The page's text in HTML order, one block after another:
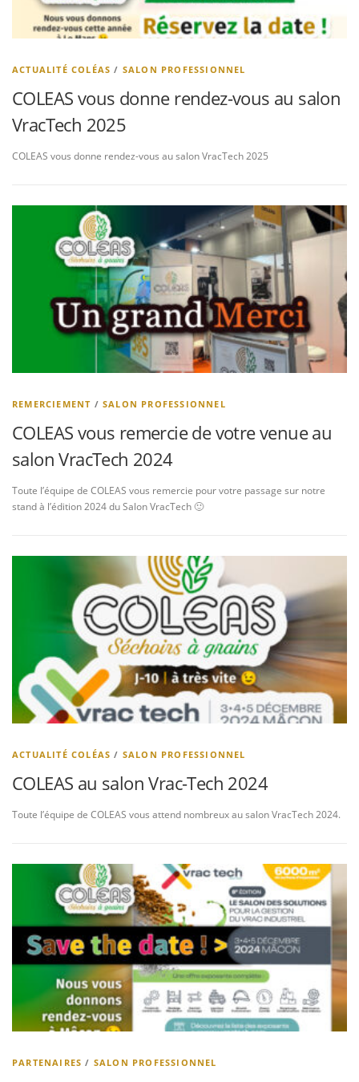
ACTUALITÉ COLÉAS / SALON PROFESSIONNEL
COLEAS vous donne rendez-vous au salon
VracTech 2025
COLEAS vous donne rendez-vous au salon VracTech 2025
REMERCIEMENT /SALON PROFESSIONNEL
COLEAS vous remercie de votre venue au
salon VracTech 2024
Toute l’équipe de COLEAS vous remercie pour votre passage sur notre
stand à l’édition 2024 du Salon VracTech 🙂
ACTUALITÉ COLÉAS / SALON PROFESSIONNEL
COLEAS au salon Vrac-Tech 2024
Toute l’équipe de COLEAS vous attend nombreux au salon VracTech 2024.
PARTENAIRES / SALON PROFESSIONNEL